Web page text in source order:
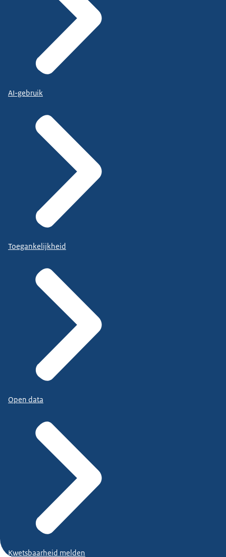
AI-gebruik
Toegankelijkheid
Open data
Kwetsbaarheid melden